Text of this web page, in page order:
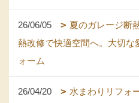
26/06/05
夏のガレージ断
熱改修で快適空間へ。大切な
ォーム
26/04/20
水まわりリフォ